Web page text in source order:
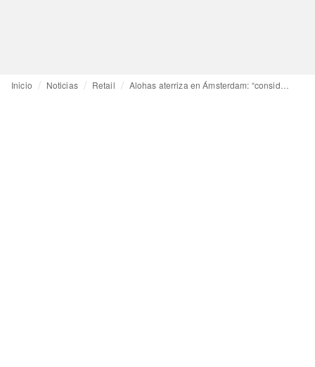
Inicio Noticias Retail